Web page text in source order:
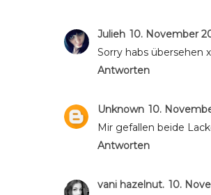
Julieh 10. November
Sorry habs übersehen
Antworten
Unknown 10.
Mir gefallen beide
Antworten
vani hazelnut. 10.